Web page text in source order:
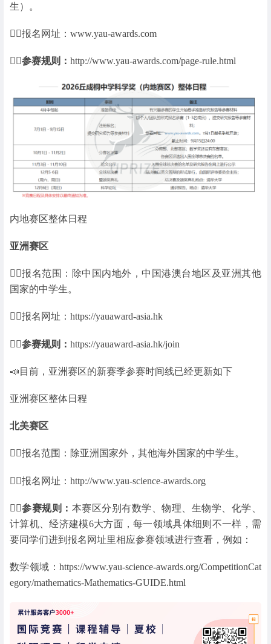
生）。
👉🏻报名网址：www.yau-awards.com
👉🏻参赛规则： http://www.yau-awards.com/page-rule.html
内地赛区整体日程
亚洲赛区
👉🏻报名范围：除中国内地外，中国港澳台地区及亚洲其他
国家的中学生。
👉🏻报名网址：https://yauaward-asia.hk
👉🏻参赛规则： https://yauaward-asia.hk/join
📣目前，亚洲赛区的新赛季参赛时间线已经更新如下
亚洲赛区整体日程
北美赛区
👉🏻报名范围：除亚洲国家外，其他海外国家的中学生。
👉🏻报名网址：http://www.yau-science-awards.org
👉🏻参赛规则： 本赛区分别有数学、物理、生物学、化学、
计算机、经济建模6大方面，每一领域具体细则不一样，需
要同学们进到报名网址里相应参赛领域进行查看，例如：
数学领域：https://www.yau-science-awards.org/CompetitionCat
egory/mathematics-Mathematics-GUIDE.html